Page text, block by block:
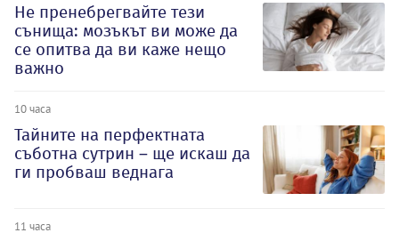
Не пренебрегвайте тези
сънища: мозъкът ви може да
се опитва да ви каже нещо
важно
10 часа
Тайните на перфектната
съботна сутрин – ще искаш да
ги пробваш веднага
11 часа